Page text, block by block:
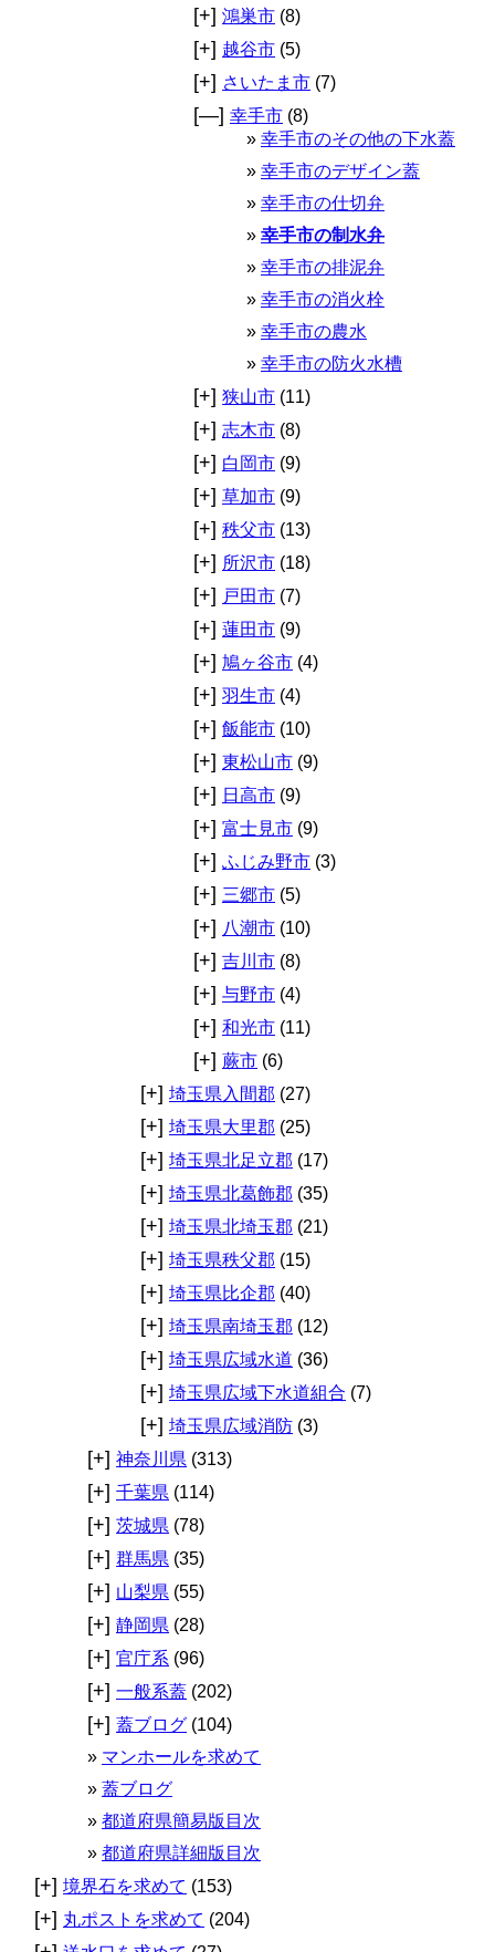
[+] 鴻巣市 (8)
[+] 越谷市 (5)
[+] さいたま市 (7)
[—] 幸手市 (8)
幸手市のその他の下水蓋
幸手市のデザイン蓋
幸手市の仕切弁
幸手市の制水弁
幸手市の排泥弁
幸手市の消火栓
幸手市の農水
幸手市の防火水槽
[+] 狭山市 (11)
[+] 志木市 (8)
[+] 白岡市 (9)
[+] 草加市 (9)
[+] 秩父市 (13)
[+] 所沢市 (18)
[+] 戸田市 (7)
[+] 蓮田市 (9)
[+] 鳩ヶ谷市 (4)
[+] 羽生市 (4)
[+] 飯能市 (10)
[+] 東松山市 (9)
[+] 日高市 (9)
[+] 富士見市 (9)
[+] ふじみ野市 (3)
[+] 三郷市 (5)
[+] 八潮市 (10)
[+] 吉川市 (8)
[+] 与野市 (4)
[+] 和光市 (11)
[+] 蕨市 (6)
[+] 埼玉県入間郡 (27)
[+] 埼玉県大里郡 (25)
[+] 埼玉県北足立郡 (17)
[+] 埼玉県北葛飾郡 (35)
[+] 埼玉県北埼玉郡 (21)
[+] 埼玉県秩父郡 (15)
[+] 埼玉県比企郡 (40)
[+] 埼玉県南埼玉郡 (12)
[+] 埼玉県広域水道 (36)
[+] 埼玉県広域下水道組合 (7)
[+] 埼玉県広域消防 (3)
[+] 神奈川県 (313)
[+] 千葉県 (114)
[+] 茨城県 (78)
[+] 群馬県 (35)
[+] 山梨県 (55)
[+] 静岡県 (28)
[+] 官庁系 (96)
[+] 一般系蓋 (202)
[+] 蓋ブログ (104)
マンホールを求めて
蓋ブログ
都道府県簡易版目次
都道府県詳細版目次
[+] 境界石を求めて (153)
[+] 丸ポストを求めて (204)